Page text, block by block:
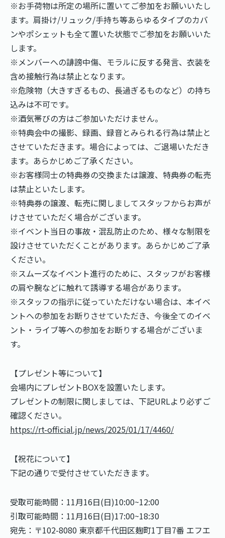
※お手荷物は所定の場所に置いてご参加をお願いいたし
ます。肩掛け/リュック/手持ち等あらゆるタイプのカバ
ンやポシェットも全て置いた状態でご参加をお願いいた
します。
※メンバーへの誹謗中傷、モラルに反する発言、衣装を
含め接触行為は禁止となります。
※危険物（大きすぎるもの、長過ぎるものなど）の持ち
込みは不可です。
※酒気帯びの方はご参加いただけません。
※特典会中の撮影、録画、録音とみられる行為は禁止と
させていただきます。場合によっては、ご退場いただき
ます。あらかじめご了承ください。
※お客様同士の特典券の交換または譲渡、特典券の転売
は禁止といたします。
※特典券の譲渡、転売に関しましてスタッフからお声が
けさせていただく場合がございます。
※イベント当日の事故・混乱防止のため、様々な制限を
設けさせていただくことがあります。あらかじめご了承
ください。
※スムーズなイベント進行のために、スタッフがお客様
の肩や腕などに触れて誘導する場合があります。
※スタッフの指示に従っていただけない場合は、本イベ
ントへの参加をお断りさせていただき、今後全てのイベ
ント・ライブ等への参加をお断りする場合がございま
す。
【プレゼント等について】
会場内にプレゼントBOXを設置いたします。
プレゼントの制限に関しましては、下記URLより必ずご
確認ください。
https://rt-official.jp/news/2025/01/17/4460/
【祝花について】
下記の通りで受付させていただきます。
受取可能時間：11月16日(日)10:00~12:00
引取可能時間：11月16日(日)17:00~18:30
宛先：〒102-8080 東京都千代⽥区麹町1丁目7番 エフエ